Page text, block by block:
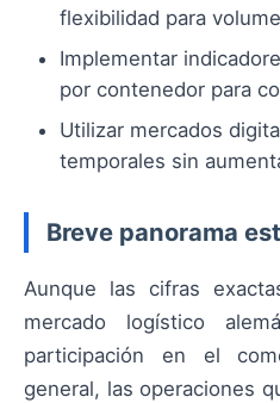
flexibilidad para
Implementar
por contenedor para
Utilizar mercados
temporales sin
Breve panorama
Aunque las cifras
mercado logístico
participación en el
general, las operaciones